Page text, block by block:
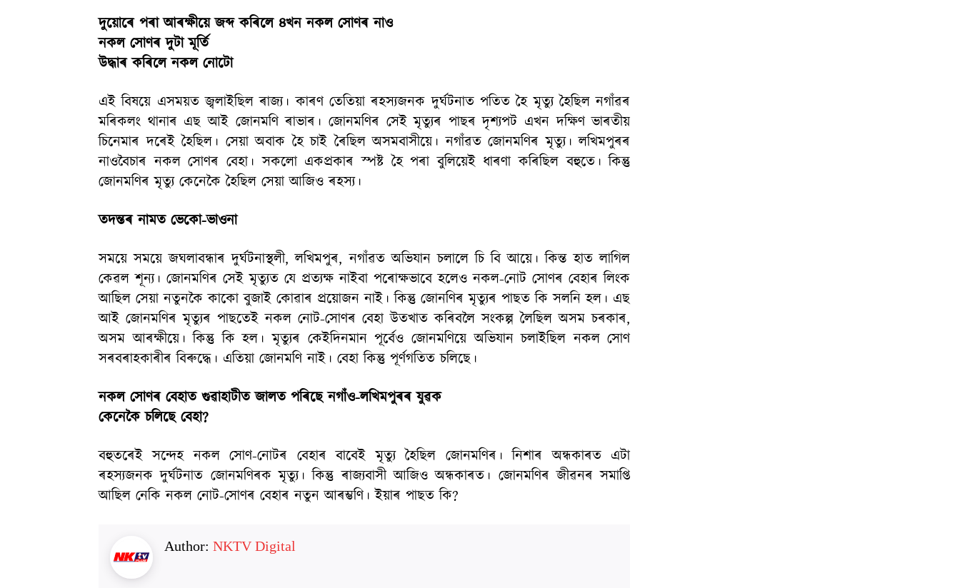
দুয়োৰে পৰা আৰক্ষীয়ে জব্দ কৰিলে ৪খন নকল সোণৰ নাও
নকল সোণৰ দুটা মূৰ্তি
উদ্ধাৰ কৰিলে নকল নোটো
এই বিষয়ে এসময়ত জ্বলাইছিল ৰাজ্য। কাৰণ তেতিয়া ৰহস্যজনক দুৰ্ঘটনাত পতিত হৈ মৃত্যু হৈছিল নগাঁৱৰ
মৰিকলং থানাৰ এছ আই জোনমণি ৰাভাৰ। জোনমণিৰ সেই মৃত্যুৰ পাছৰ দৃশ্যপট এখন দক্ষিণ ভাৰতীয়
চিনেমাৰ দৰেই হৈছিল। সেয়া অবাক হৈ চাই ৰৈছিল অসমবাসীয়ে। নগাঁৱত জোনমণিৰ মৃত্যু। লখিমপুৰৰ
নাওবৈচাৰ নকল সোণৰ বেহা। সকলো একপ্ৰকাৰ স্পষ্ট হৈ পৰা বুলিয়েই ধাৰণা কৰিছিল বহুতে। কিন্তু
জোনমণিৰ মৃত্যু কেনেকৈ হৈছিল সেয়া আজিও ৰহস্য।
তদন্তৰ নামত ভেকো-ভাওনা
সময়ে সময়ে জঘলাবন্ধাৰ দুৰ্ঘটনাস্থলী, লখিমপুৰ, নগাঁৱত অভিযান চলালে চি বি আয়ে। কিন্ত হাত লাগিল
কেৱল শূন্য। জোনমণিৰ সেই মৃত্যুত যে প্ৰত্যক্ষ নাইবা পৰোক্ষভাবে হলেও নকল-নোট সোণৰ বেহাৰ লিংক
আছিল সেয়া নতুনকৈ কাকো বুজাই কোৱাৰ প্ৰয়োজন নাই। কিন্তু জোনণিৰ মৃত্যুৰ পাছত কি সলনি হল। এছ
আই জোনমণিৰ মৃত্যুৰ পাছতেই নকল নোট-সোণৰ বেহা উতখাত কৰিবলৈ সংকল্প লৈছিল অসম চৰকাৰ,
অসম আৰক্ষীয়ে। কিন্তু কি হল। মৃত্যুৰ কেইদিনমান পূৰ্বেও জোনমণিয়ে অভিযান চলাইছিল নকল সোণ
সৰবৰাহকাৰীৰ বিৰুদ্ধে। এতিয়া জোনমণি নাই। বেহা কিন্তু পূৰ্ণগতিত চলিছে।
নকল সোণৰ বেহাত গুৱাহাটীত জালত পৰিছে নগাঁও-লখিমপুৰৰ যুৱক
কেনেকৈ চলিছে বেহা?
বহুতৰেই সন্দেহ নকল সোণ-নোটৰ বেহাৰ বাবেই মৃত্যু হৈছিল জোনমণিৰ। নিশাৰ অন্ধকাৰত এটা
ৰহস্যজনক দুৰ্ঘটনাত জোনমণিৰক মৃত্যু। কিন্তু ৰাজ্যবাসী আজিও অন্ধকাৰত। জোনমণিৰ জীৱনৰ সমাপ্তি
আছিল নেকি নকল নোট-সোণৰ বেহাৰ নতুন আৰম্ভণি। ইয়াৰ পাছত কি?
Author: NKTV Digital